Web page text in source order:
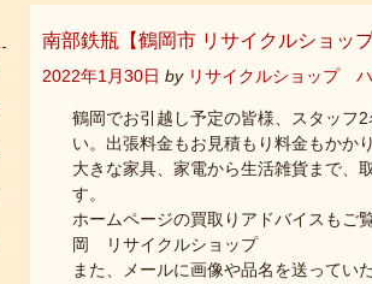
南部鉄瓶【鶴岡市 リサイクルショップ
2022年1月30日 by リサイクルショップ
鶴岡でお引越し予定の皆様、スタッフ
い。出張料金もお見積もり料金もかか
大きな家具、家電から生活雑貨まで、
す。
ホームページの買取りアドバイスもご
岡 リサイクルショップ
また、メールに画像や品名を送ってい